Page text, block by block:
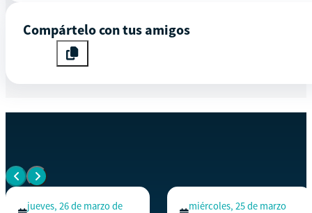
Compártelo con tus amigos
jueves, 26 de marzo de
miércoles, 25 de marzo